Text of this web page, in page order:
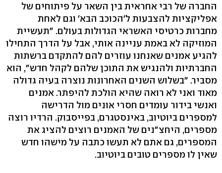
החברה של רבי אחראית בין השאר על פיתוחים של
אפליקציות להצבעות ל'הכוכב הבא' וגם לאחת
מחברות כרטיסי האשראי הגדולות בעולם. "תעשיית
המוזיקה לא באמת עניינה אותי, אבל על הדרך התחילו
להגיע אמנים שאנחנו עוזרים להם להתקדם ברשתות
החברתיות ולהנגיש את התוכן שלהם לקהל חדש", הוא
מסביר. "בשלוש השנים האחרונות נוצרה בעיה גדולה
מאוד ואני לא רואה שהיא הולכת להיפתר. אמנים
ואנשי בידור עומדים חסרי אונים מול הדרישה
למספרים ביוטיוב, באינסטגרם, בפייסבוק. הרדיו רוצה
מספרים, היחצ"נים של האמנים רוצים להציג את
המספרים, גם אתם לא תעשו כתבה על מישהו חדש
שאין לו מספרים טובים ביוטיוב.